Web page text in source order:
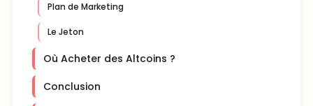
Plan de Marketing
Le Jeton
Où Acheter des Altcoins ?
Conclusion